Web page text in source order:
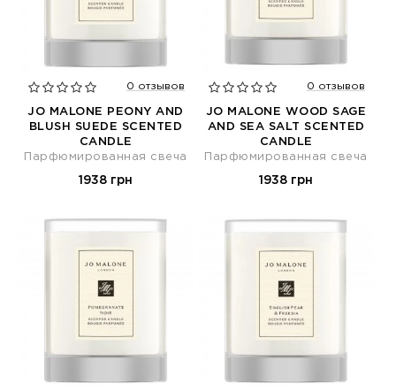
0 отзывов
JO MALONE PEONY AND
BLUSH SUEDE SCENTED
CANDLE
Парфюмированная свеча
1938 грн
0 отзывов
JO MALONE WOOD SAGE
AND SEA SALT SCENTED
CANDLE
Парфюмированная свеча
1938 грн